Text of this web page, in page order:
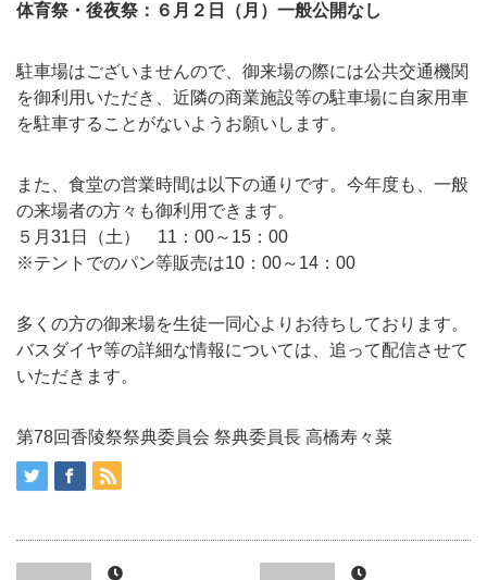
体育祭・後夜祭：６月２日（月）一般公開なし
駐車場はございませんので、御来場の際には公共交通機関
を御利用いただき、近隣の商業施設等の駐車場に自家用車
を駐車することがないようお願いします。
また、食堂の営業時間は以下の通りです。今年度も、一般
の来場者の方々も御利用できます。
５月31日（土） 11：00～15：00
※テントでのパン等販売は10：00～14：00
多くの方の御来場を生徒一同心よりお待ちしております。
バスダイヤ等の詳細な情報については、追って配信させて
いただきます。
第78回香陵祭祭典委員会 祭典委員長 高橋寿々菜